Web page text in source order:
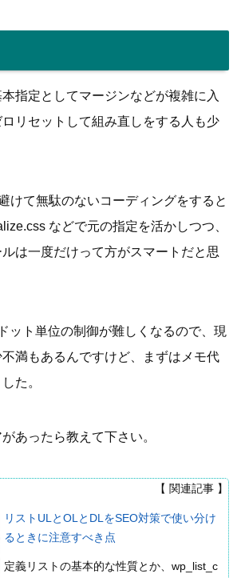
指定としてマージンなどが複雑に入
リセットして組み直しをする人も少
けて無駄のないコーディングをすると
などで元の指定を活かしつつ、
は一度だけって方がスマートだと思
ット単位の制御が難しくなるので、現
満もあるんですけど、まずはメモ代
た。
あったら教えて下さい。
【 関連記事 】
リストULとOLとDLをSEO対策で使い分け
るときに注意すべき点
定義リストの基本的な性質とか、wp_list_c